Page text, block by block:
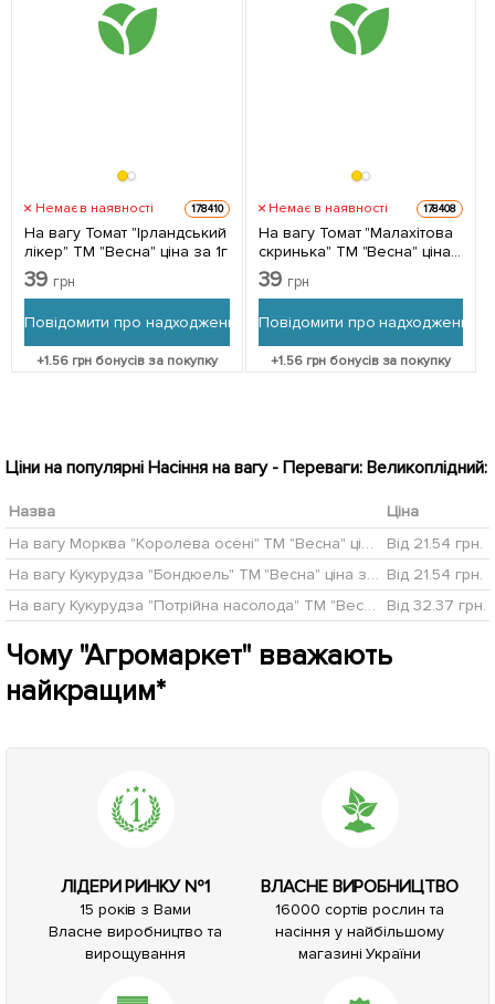
Немає в наявності 178410
На вагу Томат "Ірландський
лікер" ТМ "Весна" ціна за 1г
39 грн
Повідомити про надходження
+1.56 грн бонусів за покупку
Немає в наявності 178408
На вагу Томат "Малахітова
скринька" ТМ "Весна" ціна
за 1г
39 грн
Повідомити про надходження
+1.56грн бонусів за покупку
Ціни на популярні Насіння на вагу - Переваги: Великоплідний:
Назва
Ціна
На вагу Морква "Королева осені" ТМ "Весна" ціна за 10г
Від 21.54 грн.
На вагу Кукурудза "Бондюель" ТМ "Весна" ціна за 40г Від 21.54 грн.
На вагу Кукурудза "Потрійна насолода" ТМ "Весна" ціна за 40г
Від 32.37 грн.
Чому "Агромаркет" вважають
найкращим*
ЛІДЕРИ РИНКУ №1
15 років з Вами
Власне виробництво та
вирощування
ВЛАСНЕ ВИРОБНИЦТВО
16000 сортів рослин та
насіння у найбільшому
магазині України